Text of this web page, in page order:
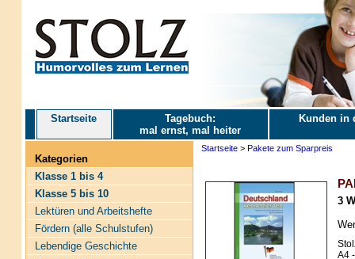
Startseite
Tagebuch:
mal ernst, mal heiter
Kunden in
Kategorien
Klasse 1 bis 4
Klasse 5 bis 10
Lektüren und Arbeitshefte
Fördern (alle Schulstufen)
Lebendige Geschichte
Startseite> Pakete zum Sparpreis
3
A4